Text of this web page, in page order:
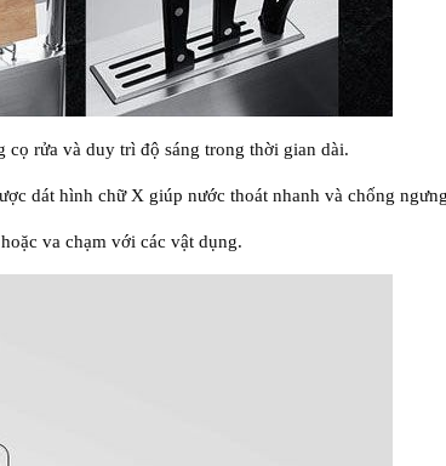
rửa và duy trì độ sáng trong thời gian dài.
dát hình chữ X giúp nước thoát nhanh và chống
va chạm với các vật dụng.